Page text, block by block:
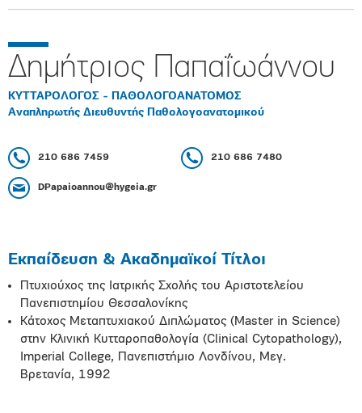
Δημήτριος Παπαΐωάννου
ΚΥΤΤΑΡΟΛΟΓΟΣ - ΠΑΘΟΛΟΓΟΑΝΑΤΟΜΟΣ
Αναπληρωτής Διευθυντής Παθολογοανατομικού
210 686 7459 210 686 7480
DPapaioannou@hygeia.gr
Εκπαίδευση & Ακαδημαϊκοί Τίτλοι
Πτυχιούχος της Ιατρικής Σχολής του Αριστοτελείου
Πανεπιστημίου Θεσσαλονίκης
Κάτοχος Μεταπτυχιακού Διπλώματος (Master in Science)
στην Κλινική Κυτταροπαθολογία (Clinical Cytopathology),
Imperial College, Πανεπιστήμιο Λονδίνου, Μεγ.
Βρετανία, 1992